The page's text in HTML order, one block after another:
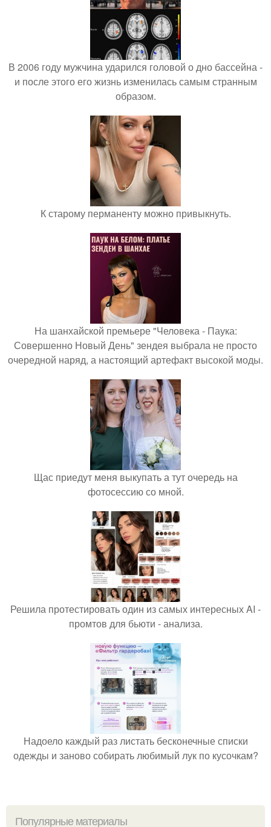
В 2006 году мужчина ударился головой о дно бассейна -
и после этого его жизнь изменилась самым странным
образом.
К старому перманенту можно привыкнуть.
На шанхайской премьере "Человека - Паука:
Совершенно Новый День" зендея выбрала не просто
очередной наряд, а настоящий артефакт высокой моды.
Щас приедут меня выкупать а тут очередь на
фотосессию со мной.
Решила протестировать один из самых интересных AI -
промтов для бьюти - анализа.
Надоело каждый раз листать бесконечные списки
одежды и заново собирать любимый лук по кусочкам?
Популярные материалы